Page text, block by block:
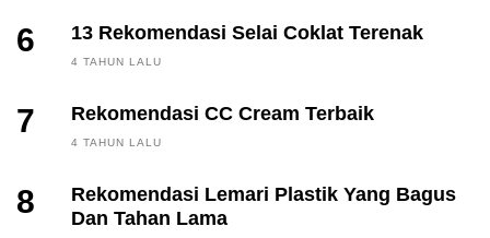
6 13 Rekomendasi Selai Coklat Terenak
4 TAHUN LALU
7 Rekomendasi CC Cream Terbaik
4 TAHUN LALU
8
Rekomendasi Lemari Plastik Yang Bagus
Dan Tahan Lama